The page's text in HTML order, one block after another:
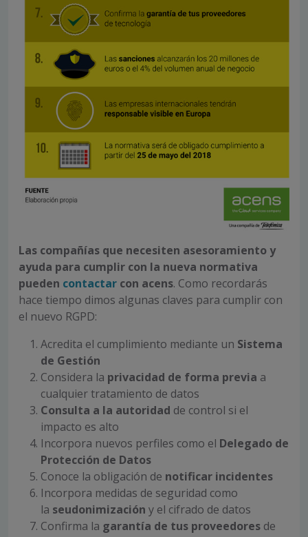
Las compañías que necesiten asesoramiento y
ayuda para cumplir con la nueva normativa
pueden contactar con acens. Como recordarás
hace tiempo dimos algunas claves para cumplir con
el nuevo RGPD:
Acredita el cumplimiento mediante un Sistema
de Gestión
Considera la privacidad de forma previa a
cualquier tratamiento de datos
Consulta a la autoridad de control si el
impacto es alto
Incorpora nuevos perfiles como el Delegado de
Protección de Datos
Conoce la obligación de notificar incidentes
Incorpora medidas de seguridad como
la seudonimización y el cifrado de datos
Confirma la garantía de tus proveedores de